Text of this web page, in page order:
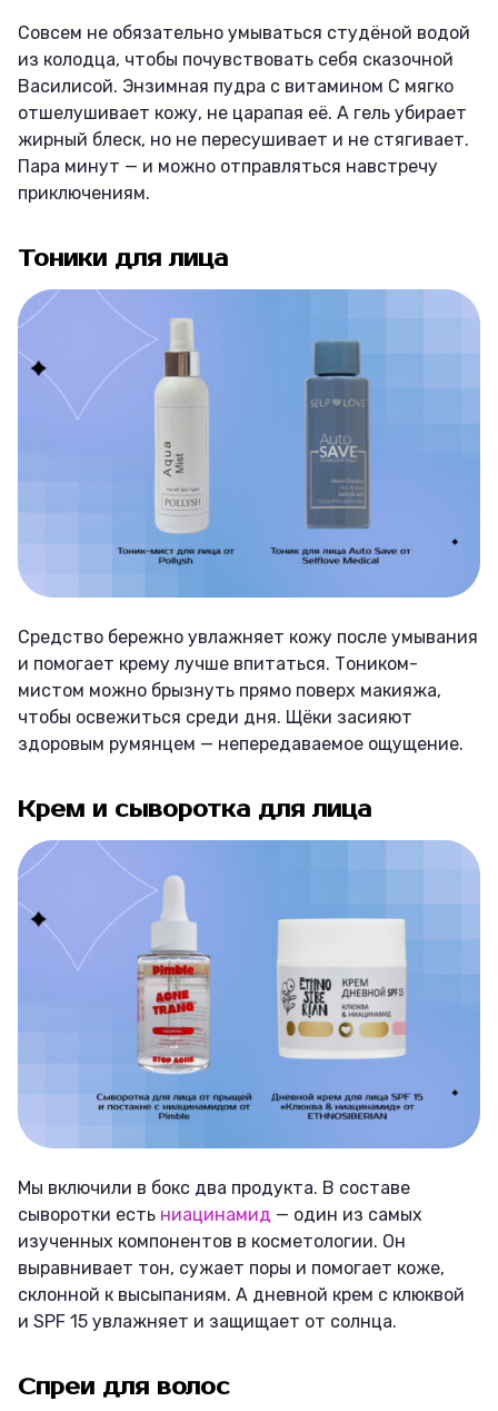
Совсем не обязательно умываться студёной водой
из колодца, чтобы почувствовать себя сказочной
Василисой. Энзимная пудра с витамином С мягко
отшелушивает кожу, не царапая её. А гель убирает
жирный блеск, но не пересушивает и не стягивает.
Пара минут — и можно отправляться навстречу
приключениям.
Тоники для лица
Средство бережно увлажняет кожу после умывания
и помогает крему лучше впитаться. Тоником-
мистом можно брызнуть прямо поверх макияжа,
чтобы освежиться среди дня. Щёки засияют
здоровым румянцем — непередаваемое ощущение.
Крем и сыворотка для лица
Мы включили в бокс два продукта. В составе
сыворотки есть ниацинамид — один из самых
изученных компонентов в косметологии. Он
выравнивает тон, сужает поры и помогает коже,
склонной к высыпаниям. А дневной крем с клюквой
и SPF 15 увлажняет и защищает от солнца.
Спреи для волос